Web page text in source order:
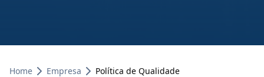
Home Empresa Política de Qualidade